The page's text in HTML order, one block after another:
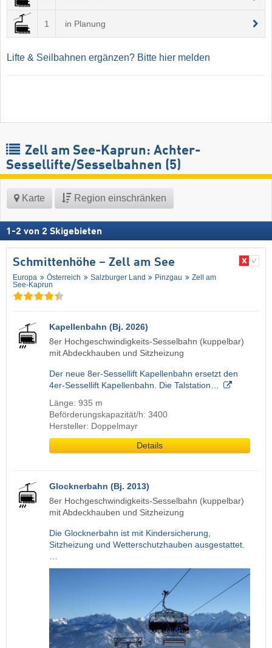
1 in Planung
Lifte & Seilbahnen ergänzen? Bitte hier melden
Zell am See-Kaprun: Achter-
Sessellifte/Sesselbahnen (5)
Karte Region einschränken
1 -2 von 2 Skigebieten
Schmittenhöhe – Zell am See
Europa Österreich Salzburger Land Pinzgau
Zell am
See-Kaprun
Kapellenbahn (Bj. 2026)
8er Hochgeschwindigkeits-Sesselbahn (kuppelbar)
mit Abdeckhauben und Sitzheizung
Der neue 8er-Sessellift Kapellenbahn ersetzt den
4er-Sessellift Kapellenbahn. Die Talstation…
Länge: 935 m
Beförderungskapazität/h: 3400
Hersteller: Doppelmayr
Details
Glocknerbahn (Bj. 2013)
8er Hochgeschwindigkeits-Sesselbahn (kuppelbar)
mit Abdeckhauben und Sitzheizung
Die Glocknerbahn ist mit Kindersicherung,
Sitzheizung und Wetterschutzhauben ausgestattet.